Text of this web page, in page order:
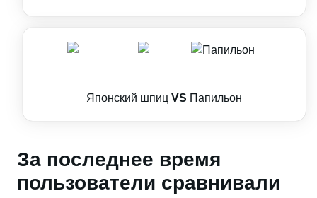
Японский шпиц VS Папильон
За последнее время
пользователи сравнивали